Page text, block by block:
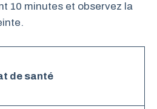
10 minutes et observez la
de santé